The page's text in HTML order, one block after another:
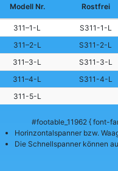
Modell Nr.
Rostfrei
311–1-L S311-1-L
311–2-L
S311-2-L
311–3-L
S311-3-L
311–4-L
S311-4-L
311-5-L
#footable_11962 { font-
Horinzontalspanner bzw.
Die Schnellspanner können